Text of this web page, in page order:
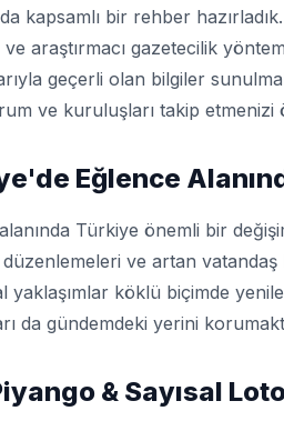
kapsamlı bir rehber
araştırmacı gazetecilik
geçerli olan bilgiler
ve kuruluşları takip etmenizi
Eğlence
Türkiye önemli bir
ve artan
yaklaşımlar köklü biçimde
da gündemdeki yerini
& Sayısal